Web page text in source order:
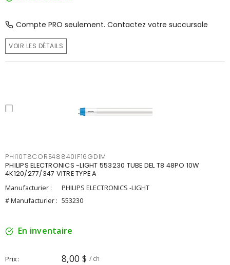
Compte PRO seulement. Contactez votre succursale
VOIR LES DÉTAILS
PHI10T8CORE48840IF16GDIM
PHILIPS ELECTRONICS -LIGHT 553230 TUBE DEL T8 48PO 10W
4K120/277/347 VITRE TYPE A
Manufacturier :
PHILIPS ELECTRONICS -LIGHT
# Manufacturier : 553230
En inventaire
Prix 8,00 $ / ch